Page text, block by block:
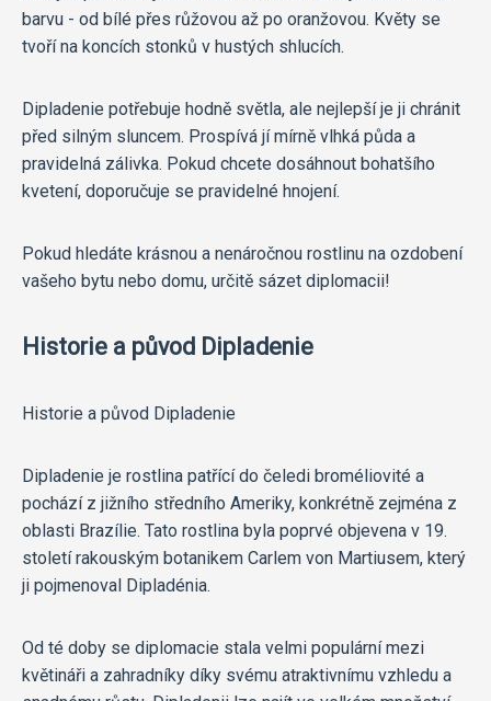
barvu - od bílé přes růžovou až po oranžovou. Květy se
tvoří na koncích stonků v hustých shlucích.
Dipladenie potřebuje hodně světla, ale nejlepší je ji chránit
před silným sluncem. Prospívá jí mírně vlhká půda a
pravidelná zálivka. Pokud chcete dosáhnout bohatšího
kvetení, doporučuje se pravidelné hnojení.
Pokud hledáte krásnou a nenáročnou rostlinu na ozdobení
vašeho bytu nebo domu, určitě sázet diplomacii!
Historie a původ Dipladenie
Historie a původ Dipladenie
Dipladenie je rostlina patřící do čeledi broméliovité a
pochází z jižního středního Ameriky, konkrétně zejména z
oblasti Brazílie. Tato rostlina byla poprvé objevena v 19.
století rakouským botanikem Carlem von Martiusem, který
ji pojmenoval Dipladénia.
Od té doby se diplomacie stala velmi populární mezi
květináři a zahradníky díky svému atraktivnímu vzhledu a